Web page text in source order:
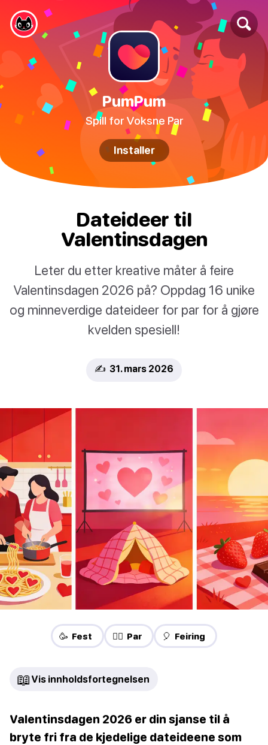
PumPum
Spill for Voksne Par
Installer
Dateideer til
Valentinsdagen
Leter du etter kreative måter å feire
Valentinsdagen 2026 på? Oppdag 16 unike
og minneverdige dateideer for par for å gjøre
kvelden spesiell!
✍️ 31. mars 2026
🥳 Fest ❤️‍🔥 Par 🎈 Feiring
📖 Vis innholdsfortegnelsen
Valentinsdagen 2026 er din sjanse til å
bryte fri fra de kjedelige dateideene som